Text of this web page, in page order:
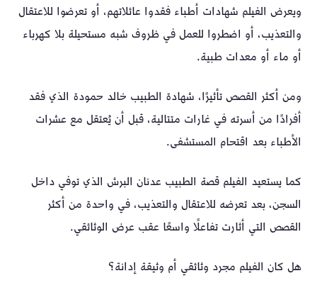
ويعرض الفيلم شهادات أطباء فقدوا عائلاتهم، أو تعرضوا للاعتقال
والتعذيب، أو اضطروا للعمل في ظروف شبه مستحيلة بلا كهرباء
أو ماء أو معدات طبية.
ومن أكثر القصص تأثيرًا، شهادة الطبيب خالد حمودة الذي فقد
أفرادًا من أسرته في غارات متتالية، قبل أن يُعتقل مع عشرات
الأطباء بعد اقتحام المستشفى.
كما يستعيد الفيلم قصة الطبيب عدنان البرش الذي توفي داخل
السجن، بعد تعرضه للاعتقال والتعذيب، في واحدة من أكثر
القصص التي أثارت تفاعلًا واسعًا عقب عرض الوثائقي.
هل كان الفيلم مجرد وثائقي أم وثيقة إدانة؟